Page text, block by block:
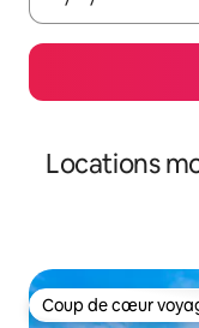
Locations
Coup de cœur
Coup de cœur